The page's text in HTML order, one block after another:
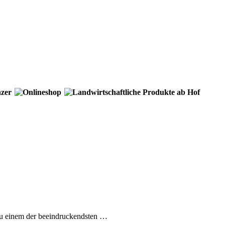
einem der beeindruckendsten …